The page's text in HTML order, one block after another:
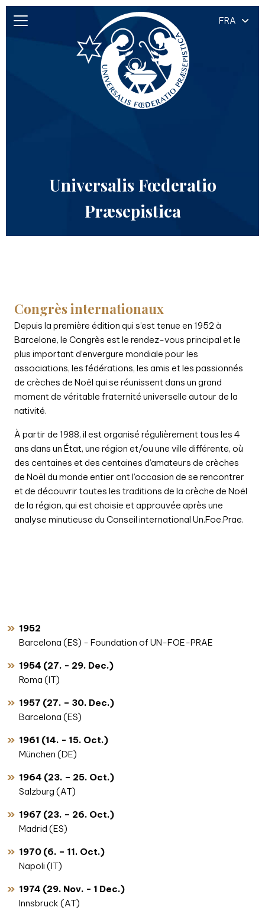
FRA
Universalis Fœderatio
Præsepistica
Congrès internationaux
Depuis la première édition qui s’est tenue en 1952 à
Barcelone, le Congrès est le rendez-vous principal et le
plus important d’envergure mondiale pour les
associations, les fédérations, les amis et les passionnés
de crèches de Noël qui se réunissent dans un grand
moment de véritable fraternité universelle autour de la
nativité.
À partir de 1988, il est organisé régulièrement tous les 4
ans dans un État, une région et/ou une ville différente, où
des centaines et des centaines d’amateurs de crèches
de Noël du monde entier ont l’occasion de se rencontrer
et de découvrir toutes les traditions de la crèche de Noël
de la région, qui est choisie et approuvée après une
analyse minutieuse du Conseil international Un.Foe.Prae.
1952
Barcelona (ES) - Foundation of UN-FOE-PRAE
1954 (27. - 29. Dec.)
Roma (IT)
1957 (27. – 30. Dec.)
Barcelona (ES)
1961 (14. - 15. Oct.)
München (DE)
1964 (23. – 25. Oct.)
Salzburg (AT)
1967 (23. – 26. Oct.)
Madrid (ES)
1970 (6. – 11. Oct.)
Napoli (IT)
1974 (29. Nov. - 1 Dec.)
Innsbruck (AT)